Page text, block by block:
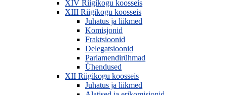
XIV Riigikogu koosseis
XIII Riigikogu koosseis
Juhatus ja liikmed
Komisjonid
Fraktsioonid
Delegatsioonid
Parlamendirühmad
Ühendused
XII Riigikogu koosseis
Juhatus ja liikmed